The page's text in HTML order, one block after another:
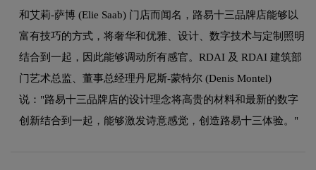
和艾莉-萨博 (Elie Saab) 门店而闻名，路易十三品牌店能够以
富有技巧的方式，将奢华和优雅、设计、数字技术与定制照明
结合到一起，因此能够调动所有感官。RDAI 及 RDAI 建筑部
门艺术总监、董事总经理丹尼斯-蒙特尔 (Denis Montel)
说："路易十三品牌店的设计理念将高贵的材料和最新的数字
创新结合到一起，能够激发诗意感觉，创造路易十三体验。"